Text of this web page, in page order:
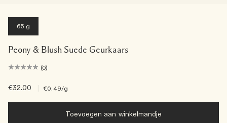
65 g
Peony & Blush Suede Geurkaars
(0)
€32.00 €0.49/g
Toevoegen aan winkelmandje